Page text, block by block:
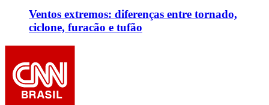
Ventos extremos: diferenças entre tornado,
ciclone, furacão e tufão